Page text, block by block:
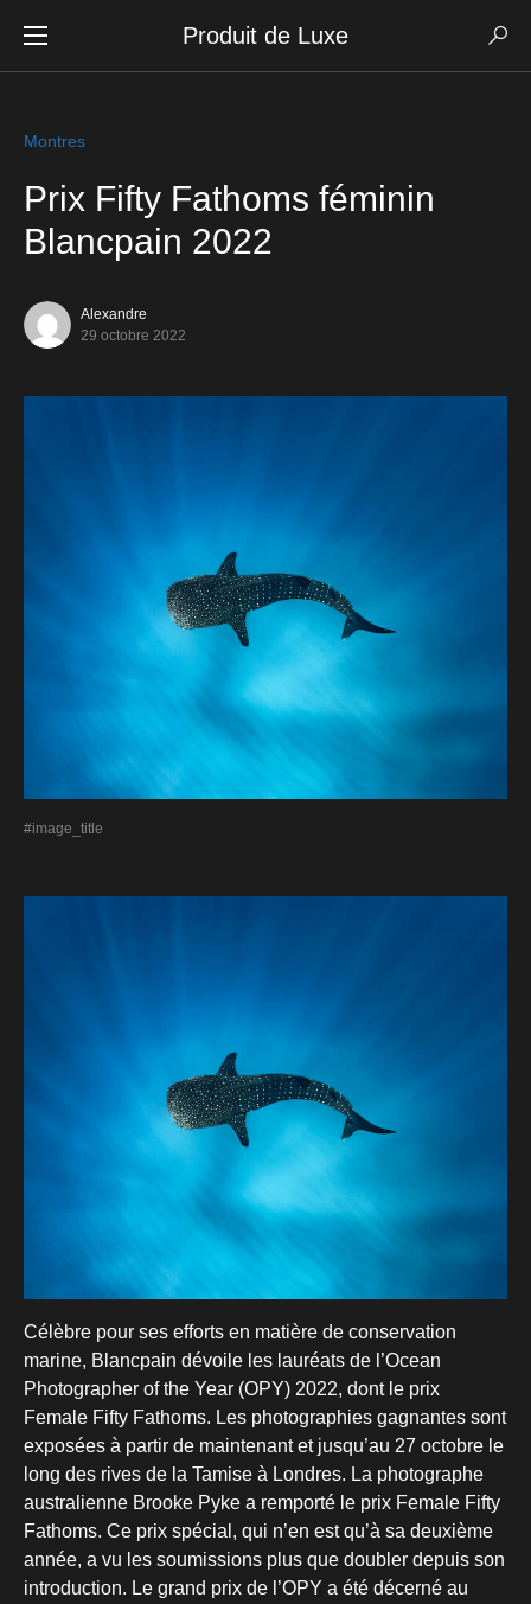
Produit de Luxe
Montres
Prix Fifty Fathoms féminin
Blancpain 2022
Alexandre
29 octobre 2022
#image_title
Célèbre pour ses efforts en matière de conservation
marine, Blancpain dévoile les lauréats de l’Ocean
Photographer of the Year (OPY) 2022, dont le prix
Female Fifty Fathoms. Les photographies gagnantes sont
exposées à partir de maintenant et jusqu’au 27 octobre le
long des rives de la Tamise à Londres. La photographe
australienne Brooke Pyke a remporté le prix Female Fifty
Fathoms. Ce prix spécial, qui n’en est qu’à sa deuxième
année, a vu les soumissions plus que doubler depuis son
introduction. Le grand prix de l’OPY a été décerné au